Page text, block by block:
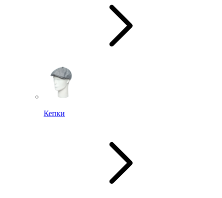
Кепки